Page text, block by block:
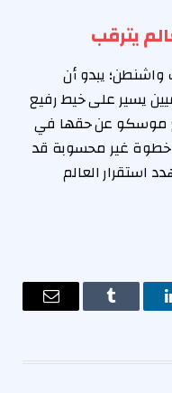
يترقب
واشنطن؛ يبدو أن
يسير على خيط رفيع
موسكو عن حقها في
خطوة غير محسوبة قد
استقرار العالم
لينكدإن Tumblr
البريد